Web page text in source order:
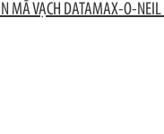
MÃ VẠCH DATAMAX-O-